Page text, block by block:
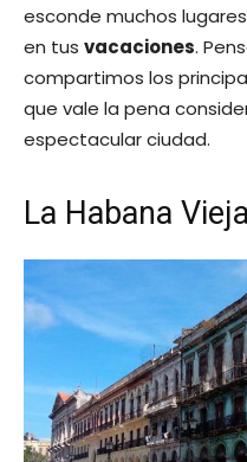
esconde muchos
en tus vacaciones.
compartimos los
que vale la pena
espectacular ciudad.
La Habana Vieja